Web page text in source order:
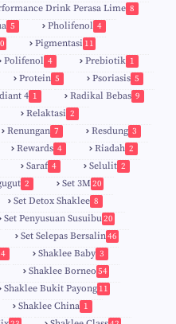
Drink Perasa Lime 8
5 Pholifenol 4
Pigmentasi 11
Polifenol 4 Prebiotik 1
Protein 5 Psoriasis 5
4 1 Radikal Bebas 9
Relaktasi 2
Renungan 7 Resdung 3
Rewards 4 Riadah 2
Saraf 4 Selulit 2
2 Set 3M20
Set Detox Shaklee 8
Set Penyusuan Susuibu20
Set Selepas Bersalin46
4 Shaklee Baby 3
Shaklee Borneo 54
Shaklee Bukit Payong 11
Shaklee China 1